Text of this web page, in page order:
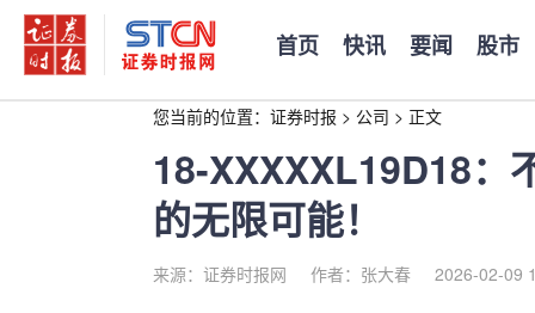
首页 快讯 要闻 股市
您当前的位置： 证券时报 > 公司 > 正文
18-XXXXXL19D18：
的无限可能！
来源：证券时报网 作者：张大春 2026-02-09